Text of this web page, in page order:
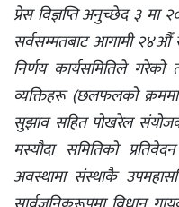
प्रेस विज्ञप्ति अनुच्छेद ३
सर्वसम्मतबाट आगामी
निर्णय कार्यसमितिले
व्यक्तिहरू (छलफलको
सुझाव सहित पोखरेल
मस्यौदा समितिको
अवस्थामा संस्थाकै